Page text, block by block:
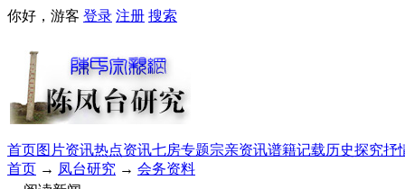
你好，游客 登录 注册 搜索
首页图片资讯热点资讯七房专题宗亲资讯谱籍记载历史探究抒
首页 → 凤台研究 → 会务资料